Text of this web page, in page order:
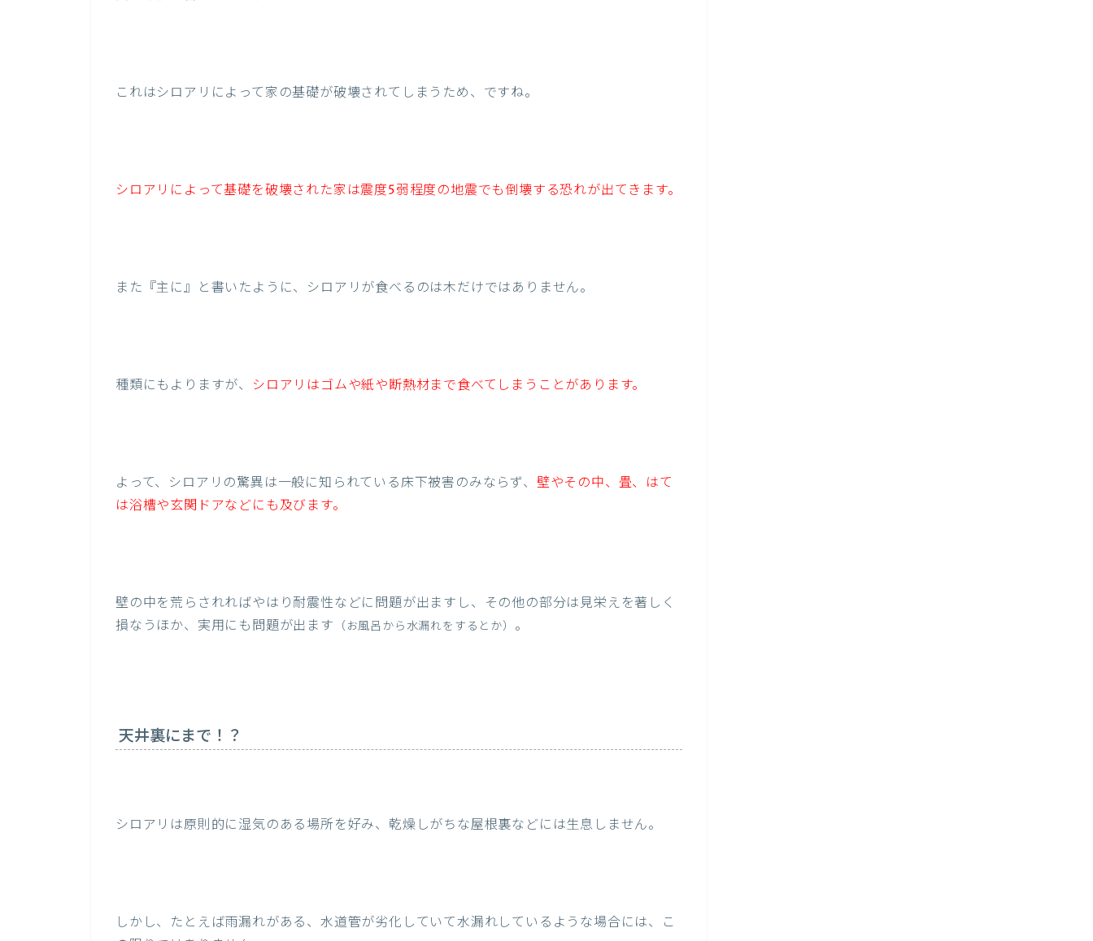
これはシロアリによって家の基礎が破壊されてしまうため、ですね。
シロアリによって基礎を破壊された家は震度5弱程度の地震でも倒壊する恐れが出てきます。
また『主に』と書いたように、シロアリが食べるのは木だけではありません。
種類にもよりますが、 シロアリはゴムや紙や断熱材まで食べてしまうことがあります。
よって、シロアリの驚異は一般に知られている床下被害のみならず、 壁やその中、畳、はて
は浴槽や玄関ドアなどにも及びます。
壁の中を荒らされればやはり耐震性などに問題が出ますし、その他の部分は見栄えを著しく
損なうほか、実用にも問題が出ます （お風呂から水漏れをするとか） 。
天井裏にまで！？
シロアリは原則的に湿気のある場所を好み、乾燥しがちな屋根裏などには生息しません。
しかし、たとえば雨漏れがある、水道管が劣化していて水漏れしているような場合には、こ